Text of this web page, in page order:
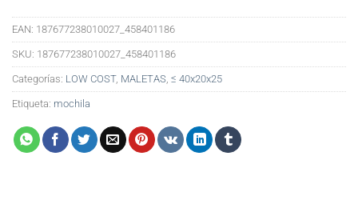
EAN: 187677238010027_458401186
SKU: 187677238010027_458401186
Categorías: LOW COST, MALETAS ≤ 40x20x25
Etiqueta: mochila